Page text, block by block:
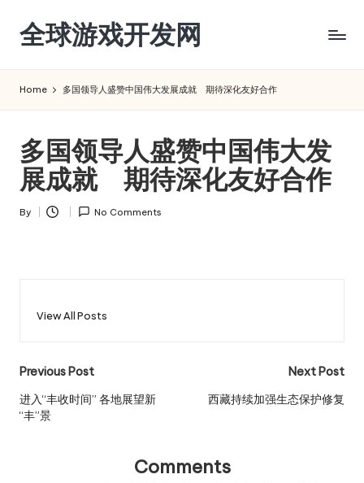
Skip
content
全球游戏开发网
Home 多国领导人盛赞中国伟大发展成就 期待深化友好合作
多国领导人盛赞中国伟大发
展成就 期待深化友好合作
Posted
By No Comments
View All Posts
Post
navigation
Previous Post
进入“丰收时间” 各地展望新
“丰”景
Next Post
西藏持续加强生态保护修复
Comments